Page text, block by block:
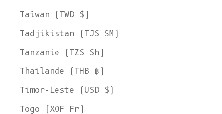
Taïwan (TWD $)
Tadjikistan (TJS ЅМ)
Tanzanie (TZS Sh)
Thaïlande (THB ฿)
Timor-Leste (USD $)
Togo (XOF Fr)